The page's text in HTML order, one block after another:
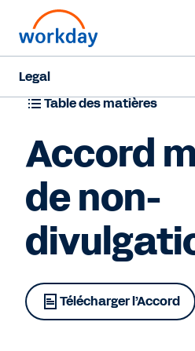
Legal
Conditions générales
Confidentialité
Propriété intellectuelle
Survol
Confiance et conformité
Contact
Table des matières
Accord
de non-
Télécharger l’Accord